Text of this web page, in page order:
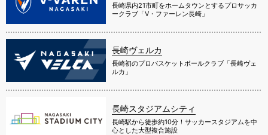
長崎県内21市町をホームタウンとするプロサッカ
ークラブ「V・ファーレン長崎」
長崎ヴェルカ
長崎初のプロバスケットボールクラブ「長崎ヴェ
ルカ」
長崎スタジアムシティ
長崎駅から徒歩約10分！サッカースタジアムを中
心とした大型複合施設